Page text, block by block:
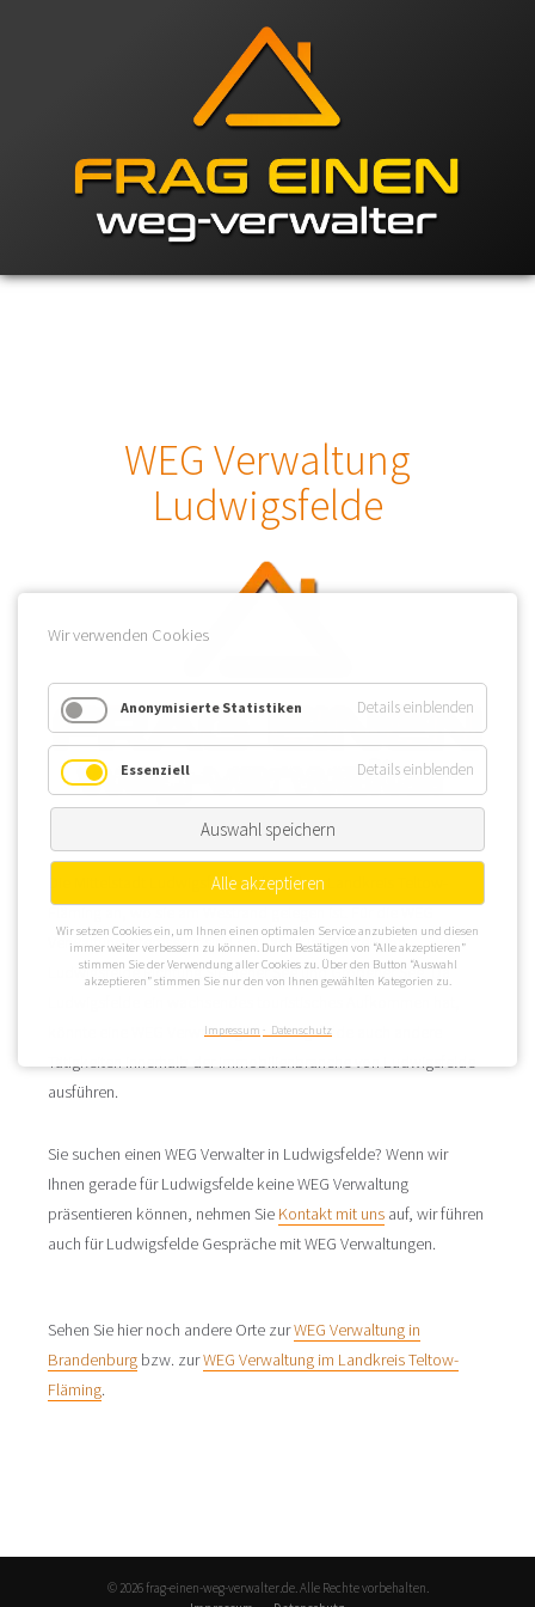
WEG Verwaltung
Ludwigsfelde
Die Mittelstadt Ludwigsfelde gehört dem Landkreis Teltow-
Verwaltung interessant sind die Lagen im Westen von
Ludwigsfelde Richtung Siethener See und Gröbener See. Da
könnte eine WEG Verwaltung in Ludwigsfelde auch andere
Tätigkeiten innerhalb der Immobilienbranche von Ludwigsfelde
ausführen.
Sie suchen einen WEG Verwalter in Ludwigsfelde? Wenn wir
Ihnen gerade für Ludwigsfelde keine WEG Verwaltung
präsentieren können, nehmen Sie Kontakt mit uns auf, wir führen
auch für Ludwigsfelde Gespräche mit WEG Verwaltungen.
Sehen Sie hier noch andere Orte zurWEG Verwaltung in
Brandenburg bzw. zurWEG Verwaltung im Landkreis Teltow-
Fläming.
© 2026 frag-einen-weg-verwalter.de. Alle Rechte vorbehalten.
Wir verwenden Cookies
Anonymisierte Statistiken Details einblenden
Essenziell Details einblenden
Auswahl speichern
Alle akzeptieren
Wir setzen Cookies ein, um Ihnen einen optimalen Service anzubieten und diesen
immer weiter verbessern zu können. Durch Bestätigen von “Alle akzeptieren”
stimmen Sie der Verwendung aller Cookies zu. Über den Button “Auswahl
akzeptieren” stimmen Sie nur den von Ihnen gewählten Kategorien zu.
Impressum Datenschutz